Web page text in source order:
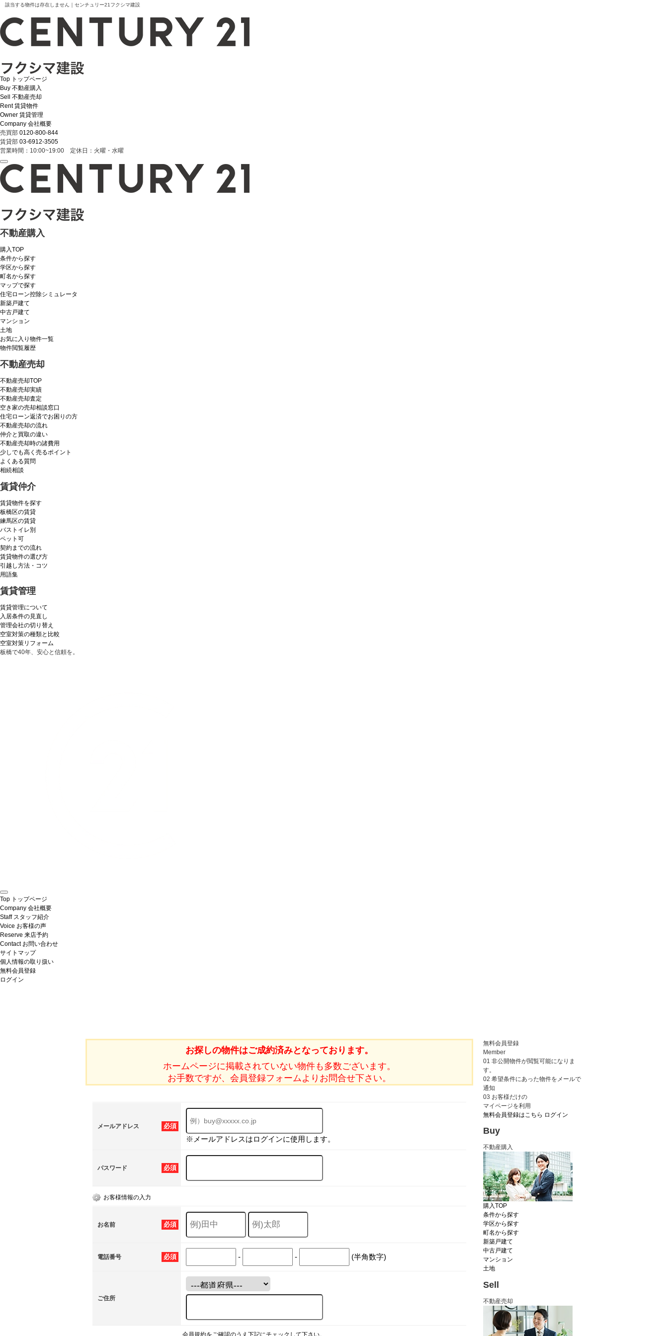
該当する物件は存在しません｜センチュリー21フクシマ建設
Top トップページ
Buy 不動産購入
Sell
不動産売却
Rent 賃貸物件
Owner 賃貸管理
Company 会社概要
売買部 0120-800-844
賃貸部 03-6912-3505
営業時間：10:00~19:00 定休日：火曜・水曜
不動産購入
購入TOP
条件から探す
学区から探す
町名から探す
マップで探す
住宅ローン控除シミュレータ
新築戸建て
中古戸建て
マンション
土地
お気に入り物件一覧
物件閲覧履歴
不動産売却
不動産売却TOP
不動産売却実績
不動産売却査定
空き家の売却相談窓口
住宅ローン返済でお困りの方
不動産売却の流れ
仲介と買取の違い
不動産売却時の諸費用
少しでも高く売るポイント
よくある質問
相続相談
賃貸仲介
賃貸物件を探す
板橋区の賃貸
練馬区の賃貸
バストイレ別
ペット可
契約までの流れ
賃貸物件の選び方
引越し方法・コツ
用語集
賃貸管理
賃貸管理について
入居条件の見直し
管理会社の切り替え
空室対策の種類と比較
空室対策リフォーム
板橋で40年、安心と信頼を。
Top トップページ
Company 会社概要
Staff スタッフ紹介
Voice お客様の声
Reserve 来店予約
Contact お問い合わせ
サイトマップ
個人情報の取り扱い
無料会員登録
ログイン
お探しの物件はご成約済みとなっております。
ホームページに掲載されていない物件も多数ございます。
お手数ですが、会員登録フォームよりお問合せ下さい。
必須
メールアドレス
※メールアドレスはログインに使用します。
必須
パスワード
お客様情報の入力
必須
お名前
必須
電話番号 - - (半角数字)
ご住所
会員規約をご確認のうえ下記にチェックして下さい。
無料会員登録
Member
01 非公開物件が閲覧可能になりま
す。
02 希望条件にあった物件をメールで
通知
03 お客様だけの
マイページを利用
無料会員登録はこちら ログイン
Buy
不動産購入
購入TOP
条件から探す
学区から探す
町名から探す
新築戸建て
中古戸建て
マンション
土地
Sell
不動産売却